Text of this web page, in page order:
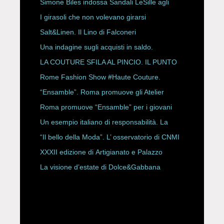
Simone Biles indossa Sandali LeSille agli
ESPY Awards 2026
I girasoli che non volevano girarsi
Salt&Linen. Il Lino di Falconeri
Una indagine sugli acquisti in saldo.
LA COUTURE SFILA AL PINCIO. IL PUNTO
CON ALESSANDRO ONORATO E
ROBERTA ANGELILLI
Rome Fashion Show #Haute Couture.
“Ensamble”. Roma promuove gli Atelier
Storici
Roma promuove “Ensamble” per i giovani
Un esempio italiano di responsabilità. La
Rete Slow Fiber
“Il bello della Moda”. L’ osservatorio di CNMI
XXXII edizione di Artigianato e Palazzo
La visione d’estate di Dolce&Gabbana